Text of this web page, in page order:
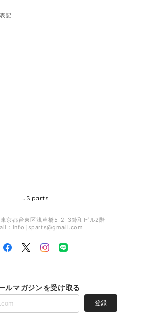
記
JS parts
京都台東区浅草橋5-2-3鈴和ビル2階
： info.jsparts@gmail.com
ルマガジンを受け取る
登録